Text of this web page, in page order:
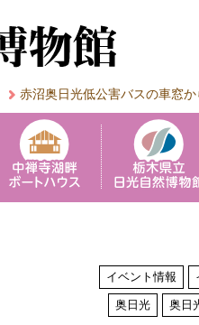
赤沼奥日光低公害バスの車窓か
イベント情報
奥日光 奥日